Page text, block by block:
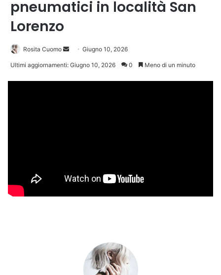
pneumatici in località San
Lorenzo
Rosita Cuomo
Invia Giugno 10, 2026
Ultimi aggiornamenti: Giugno 10, 2026 0 Meno di un minuto